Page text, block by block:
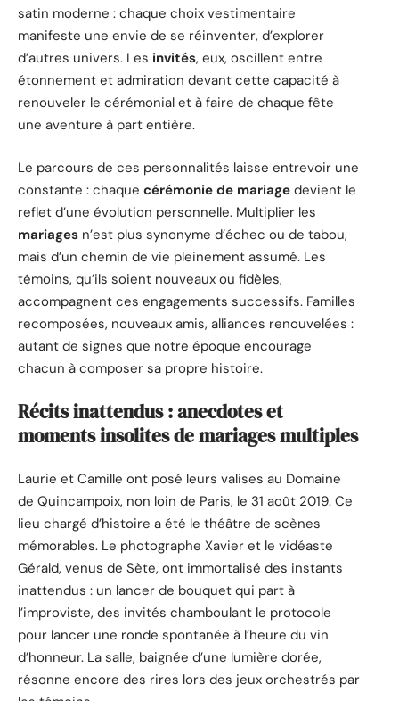
satin moderne : chaque choix vestimentaire
manifeste une envie de se réinventer, d’explorer
d’autres univers. Les invités, eux, oscillent entre
étonnement et admiration devant cette capacité à
renouveler le cérémonial et à faire de chaque fête
une aventure à part entière.
Le parcours de ces personnalités laisse entrevoir une
constante : chaque cérémonie de mariage devient le
reflet d’une évolution personnelle. Multiplier les
mariages n’est plus synonyme d’échec ou de tabou,
mais d’un chemin de vie pleinement assumé. Les
témoins, qu’ils soient nouveaux ou fidèles,
accompagnent ces engagements successifs. Familles
recomposées, nouveaux amis, alliances renouvelées :
autant de signes que notre époque encourage
chacun à composer sa propre histoire.
Récits inattendus : anecdotes et
moments insolites de mariages multiples
Laurie et Camille ont posé leurs valises au Domaine
de Quincampoix, non loin de Paris, le 31 août 2019. Ce
lieu chargé d’histoire a été le théâtre de scènes
mémorables. Le photographe Xavier et le vidéaste
Gérald, venus de Sète, ont immortalisé des instants
inattendus : un lancer de bouquet qui part à
l’improviste, des invités chamboulant le protocole
pour lancer une ronde spontanée à l’heure du vin
d’honneur. La salle, baignée d’une lumière dorée,
résonne encore des rires lors des jeux orchestrés par